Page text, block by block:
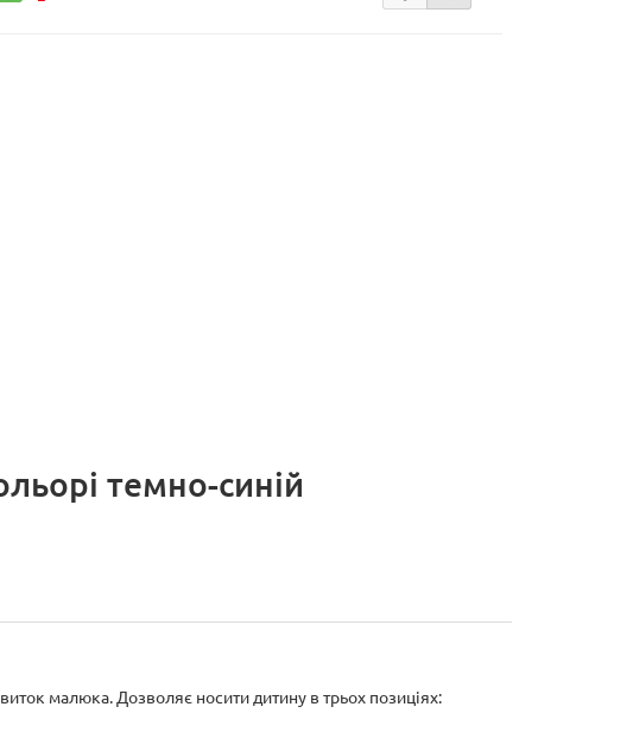
темно-синій
малюка. Дозволяє носити дитину в трьох позиціях: